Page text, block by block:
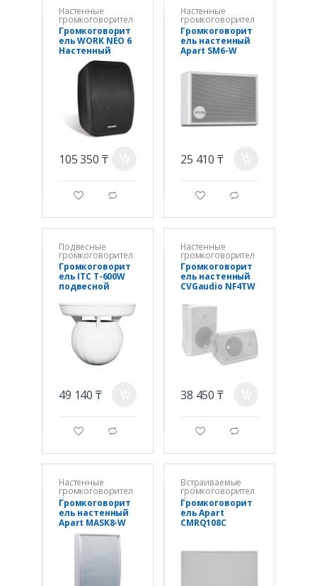
Настенные
громкоговорител
и
Громкоговорит
ель WORK NEO 6
Настенный
Black 2шт
105 350 ₸
g d
Настенные
громкоговорител
и
Громкоговорит
ель настенный
Apart SM6-W
25 410 ₸
g d
Подвесные
громкоговорител
и
Громкоговорит
ель ITC T-600W
подвесной
49 140 ₸
g d
Настенные
громкоговорител
и
Громкоговорит
ель настенный
CVGaudio NF4TW
38 450 ₸
g d
Настенные
громкоговорител
и
Громкоговорит
ель настенный
Apart MASK8-W
Встраиваемые
громкоговорител
и
Громкоговорит
ель Apart
CMRQ108C